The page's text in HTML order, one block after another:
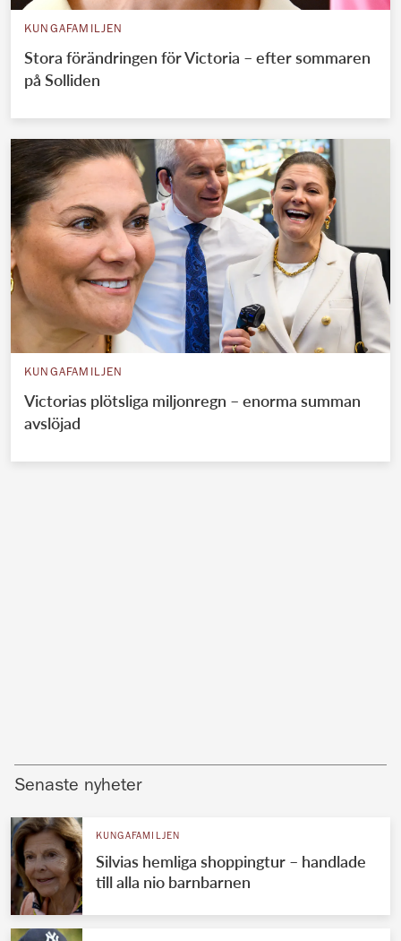
KUNGAFAMILJEN
Stora förändringen för Victoria – efter sommaren
på Solliden
KUNGAFAMILJEN
Victorias plötsliga miljonregn – enorma summan
avslöjad
Senaste nyheter
KUNGAFAMILJEN
Silvias hemliga shoppingtur – handlade
till alla nio barnbarnen